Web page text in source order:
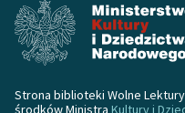
O nas
Kontakt
O projekcie
Strona biblioteki Wolne
środków Ministra Kultury i